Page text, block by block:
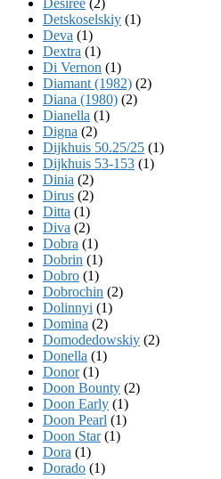
Detskoselskiy (1)
Deva (1)
Dextra (1)
Di Vernon (1)
Diamant (1982) (2)
Diana (1980) (2)
Dianella (1)
Digna (2)
Dijkhuis 50.25/25 (1)
Dijkhuis 53-153 (1)
Dinia (2)
Dirus (2)
Ditta (1)
Diva (2)
Dobra (1)
Dobrin (1)
Dobro (1)
Dobrochin (2)
Dolinnyi (1)
Domina (2)
Domodedowskiy (2)
Donella (1)
Donor(1)
Doon Bounty (2)
Doon Early (1)
Doon Pearl (1)
Doon Star(1)
Dora (1)
Dorado (1)